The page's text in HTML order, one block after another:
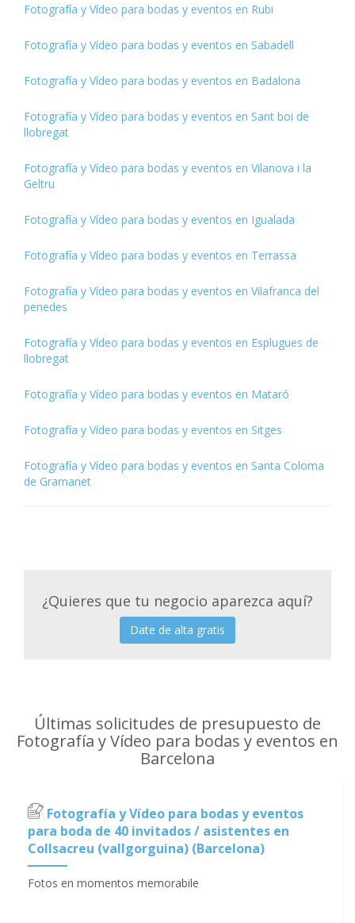
Fotografía y Vídeo para bodas y eventos en Rubi
Fotografía y Vídeo para bodas y eventos en Sabadell
Fotografía y Vídeo para bodas y eventos en Badalona
Fotografía y Vídeo para bodas y eventos en Sant boi de
llobregat
Fotografía y Vídeo para bodas y eventos en Vilanova i la
Geltru
Fotografía y Vídeo para bodas y eventos en Igualada
Fotografía y Vídeo para bodas y eventos en Terrassa
Fotografía y Vídeo para bodas y eventos en Vilafranca del
penedes
Fotografía y Vídeo para bodas y eventos en Esplugues de
llobregat
Fotografía y Vídeo para bodas y eventos en Mataró
Fotografía y Vídeo para bodas y eventos en Sitges
Fotografía y Vídeo para bodas y eventos en Santa Coloma
de Gramanet
¿Quieres que tu negocio aparezca aquí?
Date de alta gratis
Últimas solicitudes de presupuesto de
Fotografía y Vídeo para bodas y eventos en
Barcelona
Fotografía y Vídeo para bodas y eventos
para boda de 40 invitados / asistentes en
Collsacreu (vallgorguina) (Barcelona)
Fotos en momentos memorabile